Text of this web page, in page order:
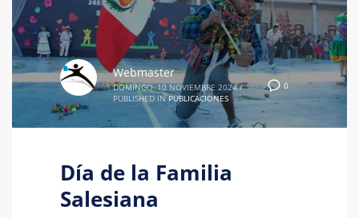
0
Webmaster
DOMINGO, 10 NOVIEMBRE 2024 /
PUBLISHED IN PUBLICACIONES
Día de la Familia
Salesiana